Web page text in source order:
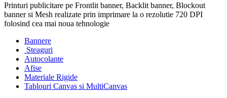
Printuri publicitare pe Frontlit banner, Backlit banner, Blockout
banner si Mesh realizate prin imprimare la o rezolutie 720 DPI
folosind cea mai noua tehnologie
Bannere
Steaguri
Autocolante
Afise
Materiale Rigide
Tablouri Canvas si MultiCanvas